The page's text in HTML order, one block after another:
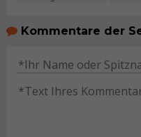
Kommentare der